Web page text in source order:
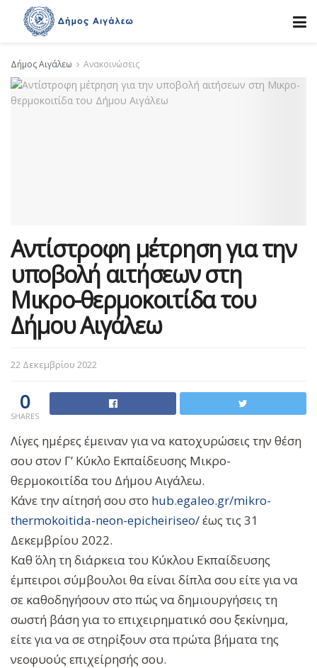
Δήμος Αιγάλεω Ανακοινώσεις
Αντίστροφη μέτρηση για την
υποβολή αιτήσεων στη
Μικρο-θερμοκοιτίδα του
Δήμου Αιγάλεω
22 Δεκεμβρίου 2022
0
SHARES
Λίγες ημέρες έμειναν για να κατοχυρώσεις την θέση
σου στον Γ’ Κύκλο Εκπαίδευσης Μικρο-
θερμοκοιτίδα του Δήμου Αιγάλεω.
Κάνε την αίτησή σου στο hub.egaleo.gr/mikro-
thermokoitida-neon-epicheiriseo/έως τις 31
Δεκεμβρίου 2022.
Καθ΄ όλη τη διάρκεια του Κύκλου Εκπαίδευσης
έμπειροι σύμβουλοι θα είναι δίπλα σου είτε για να
σε καθοδηγήσουν στο πώς να δημιουργήσεις τη
σωστή βάση για το επιχειρηματικό σου ξεκίνημα,
είτε για να σε στηρίξουν στα πρώτα βήματα της
νεοφυούς επιχείρησής σου.